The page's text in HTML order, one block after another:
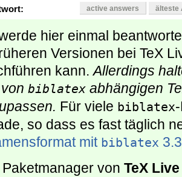
active answers älteste
hier einmal
Versionen bei TeX
kann.Allerdings
biblatex abhängigen
Für viele biblatex
so dass es fast täglich
mit biblatex 3.3
von TeX Live